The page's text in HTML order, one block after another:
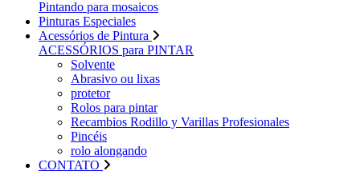
Pintando para mosaicos
Pinturas Especiales
Acessórios de Pintura
ACESSÓRIOS para PINTAR
Solvente
Abrasivo ou lixas
protetor
Rolos para pintar
Recambios Rodillo y Varillas Profesionales
Pincéis
rolo alongando
CONTATO